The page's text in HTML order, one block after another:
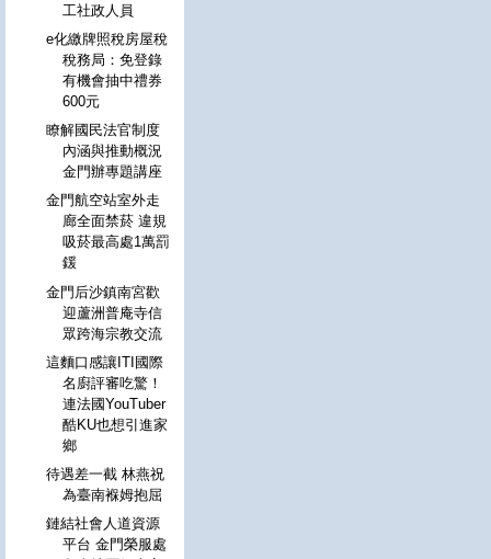
工社政人員
e化繳牌照稅房屋稅
稅務局：免登錄
有機會抽中禮券
600元
瞭解國民法官制度
內涵與推動概況
金門辦專題講座
金門航空站室外走
廊全面禁菸 違規
吸菸最高處1萬罰
鍰
金門后沙鎮南宮歡
迎蘆洲普庵寺信
眾跨海宗教交流
這麵口感讓ITI國際
名廚評審吃驚！
連法國YouTuber
酷KU也想引進家
鄉
待遇差一截 林燕祝
為臺南褓姆抱屈
鏈結社會人道資源
平台 金門榮服處